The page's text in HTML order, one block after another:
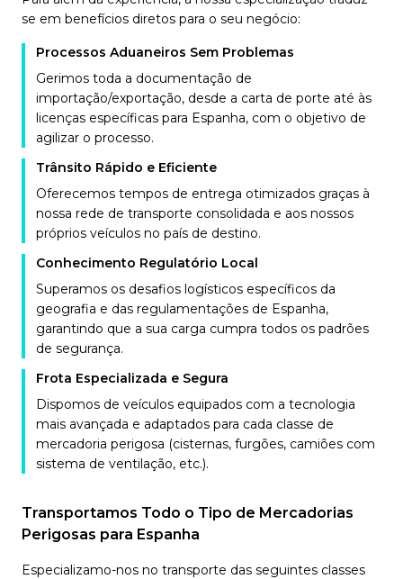
se em benefícios diretos para o seu negócio:
Processos Aduaneiros Sem Problemas
Gerimos toda a documentação de
importação/exportação, desde a carta de porte até às
licenças específicas para Espanha, com o objetivo de
agilizar o processo.
Trânsito Rápido e Eficiente
Oferecemos tempos de entrega otimizados graças à
nossa rede de transporte consolidada e aos nossos
próprios veículos no país de destino.
Conhecimento Regulatório Local
Superamos os desafios logísticos específicos da
geografia e das regulamentações de Espanha,
garantindo que a sua carga cumpra todos os padrões
de segurança.
Frota Especializada e Segura
Dispomos de veículos equipados com a tecnologia
mais avançada e adaptados para cada classe de
mercadoria perigosa (cisternas, furgões, camiões com
sistema de ventilação, etc.).
Transportamos Todo o Tipo de Mercadorias
Perigosas para Espanha
Especializamo-nos no transporte das seguintes classes